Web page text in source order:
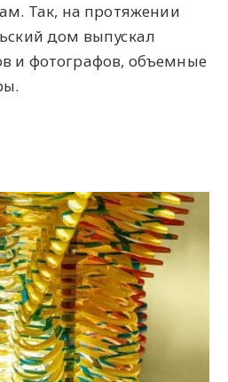
Так, на протяжении
дом выпускал
и фотографов, объемные